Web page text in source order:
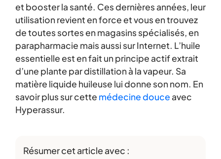
et booster la santé. Ces dernières années, leur
utilisation revient en force et vous en trouvez
de toutes sortes en magasins spécialisés, en
parapharmacie mais aussi sur Internet. L’huile
essentielle est en fait un principe actif extrait
d’une plante par distillation à la vapeur. Sa
matière liquide huileuse lui donne son nom. En
savoir plus sur cette médecine douce avec
Hyperassur.
Résumer cet article avec :